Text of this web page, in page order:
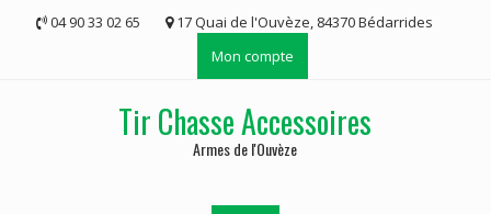
04 90 33 02 65
17 Quai de l'Ouvèze, 84370 Bédarrides
Mon compte
Tir Chasse Accessoires
Armes de l'Ouvèze